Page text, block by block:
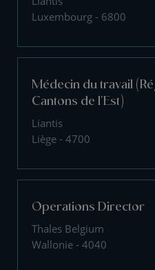
Luxembourg - 6800
Médecin du travail
Cantons de l'Est)
Liantis
Liège - 4700
Operations Director
Thales Belgium
Wallonie - 4040